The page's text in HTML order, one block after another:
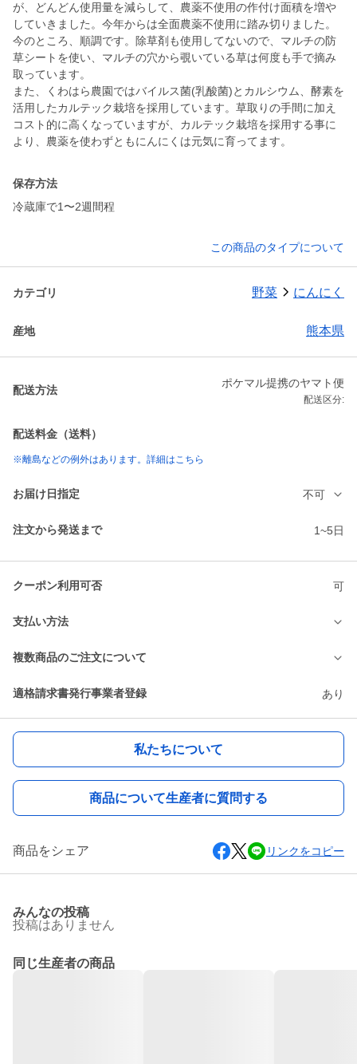
が、どんどん使用量を減らして、農薬不使用の作付け面積を増や
していきました。今年からは全面農薬不使用に踏み切りました。
今のところ、順調です。除草剤も使用してないので、マルチの防
草シートを使い、マルチの穴から覗いている草は何度も手で摘み
取っています。
また、くわはら農園ではバイルス菌(乳酸菌)とカルシウム、酵素を
活用したカルテック栽培を採用しています。草取りの手間に加え
コスト的に高くなっていますが、カルテック栽培を採用する事に
より、農薬を使わずともにんにくは元気に育ってます。
保存方法
冷蔵庫で1〜2週間程
この商品のタイプについて
カテゴリ 野菜 にんにく
産地 熊本県
配送方法
ポケマル提携のヤマト便
配送区分:
配送料金（送料）
※離島などの例外はあります。詳細はこちら
お届け日指定 不可
注文から発送まで 1~5日
クーポン利用可否 可
支払い方法
複数商品のご注文について
適格請求書発行事業者登録 あり
私たちについて
商品について生産者に質問する
商品をシェア リンクをコピー
みんなの投稿
投稿はありません
同じ生産者の商品